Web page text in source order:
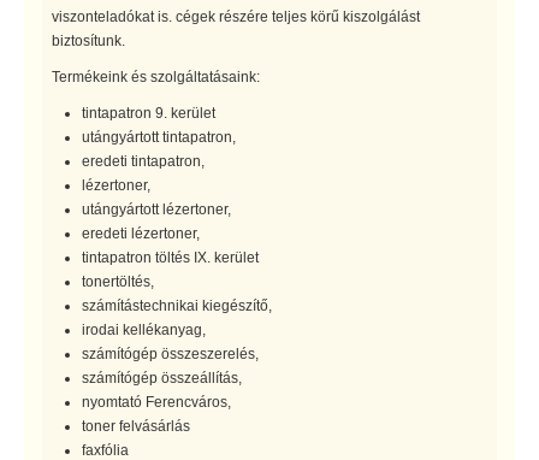
viszonteladókat is. cégek részére teljes körű kiszolgálást
biztosítunk.
Termékeink és szolgáltatásaink:
tintapatron 9. kerület
utángyártott tintapatron,
eredeti tintapatron,
lézertoner,
utángyártott lézertoner,
eredeti lézertoner,
tintapatron töltés IX. kerület
tonertöltés,
számítástechnikai kiegészítő,
irodai kellékanyag,
számítógép összeszerelés,
számítógép összeállítás,
nyomtató Ferencváros,
toner felvásárlás
faxfólia